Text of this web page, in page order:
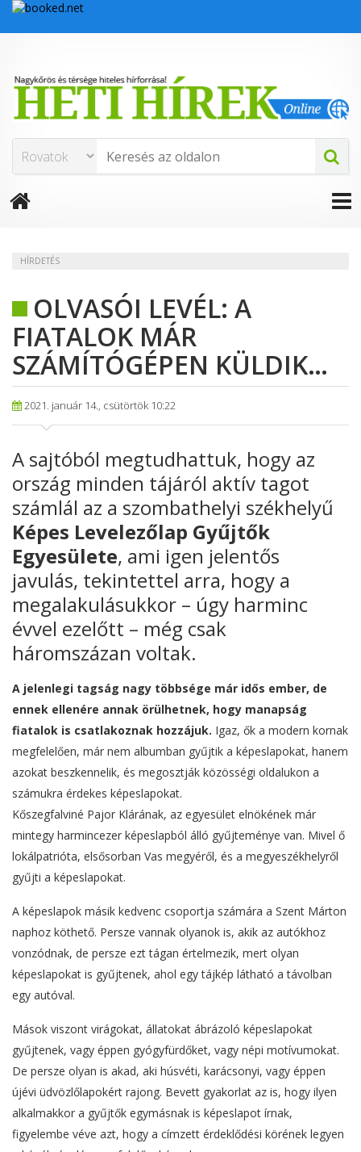
HÍRDETÉS
OLVASÓI LEVÉL: A
FIATALOK MÁR
SZÁMÍTÓGÉPEN KÜLDIK…
2021. január 14., csütörtök 10:22
A sajtóból megtudhattuk, hogy az
ország minden tájáról aktív tagot
számlál az a szombathelyi székhelyű
Képes Levelezőlap Gyűjtők
Egyesülete, ami igen jelentős
javulás, tekintettel arra, hogy a
megalakulásukkor – úgy harminc
évvel ezelőtt – még csak
háromszázan voltak.
A jelenlegi tagság nagy többsége már idős ember, de
ennek ellenére annak örülhetnek, hogy manapság
fiatalok is csatlakoznak hozzájuk. Igaz, ők a modern kornak
megfelelően, már nem albumban gyűjtik a képeslapokat, hanem
azokat beszkennelik, és megosztják közösségi oldalukon a
számukra érdekes képeslapokat.
Kőszegfalviné Pajor Klárának, az egyesület elnökének már
mintegy harmincezer képeslapból álló gyűjteménye van. Mivel ő
lokálpatrióta, elsősorban Vas megyéről, és a megyeszékhelyről
gyűjti a képeslapokat.
A képeslapok másik kedvenc csoportja számára a Szent Márton
naphoz köthető. Persze vannak olyanok is, akik az autókhoz
vonzódnak, de persze ezt tágan értelmezik, mert olyan
képeslapokat is gyűjtenek, ahol egy tájkép látható a távolban
egy autóval.
Mások viszont virágokat, állatokat ábrázoló képeslapokat
gyűjtenek, vagy éppen gyógyfürdőket, vagy népi motívumokat.
De persze olyan is akad, aki húsvéti, karácsonyi, vagy éppen
újévi üdvözlőlapokért rajong. Bevett gyakorlat az is, hogy ilyen
alkalmakkor a gyűjtők egymásnak is képeslapot írnak,
figyelembe véve azt, hogy a címzett érdeklődési körének legyen